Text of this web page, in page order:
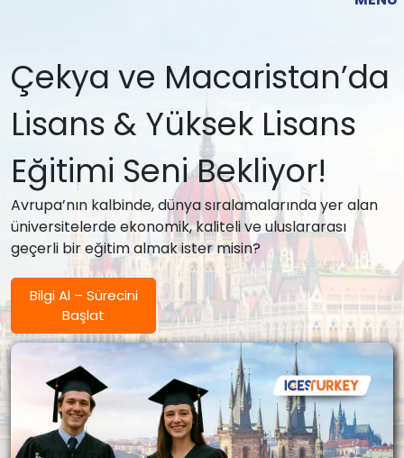
Çekya ve Macaristan’da
Lisans & Yüksek Lisans
Eğitimi Seni Bekliyor!
Avrupa’nın kalbinde, dünya sıralamalarında yer alan
üniversitelerde ekonomik, kaliteli ve uluslararası
geçerli bir eğitim almak ister misin?
Bilgi Al – Sürecini
Başlat